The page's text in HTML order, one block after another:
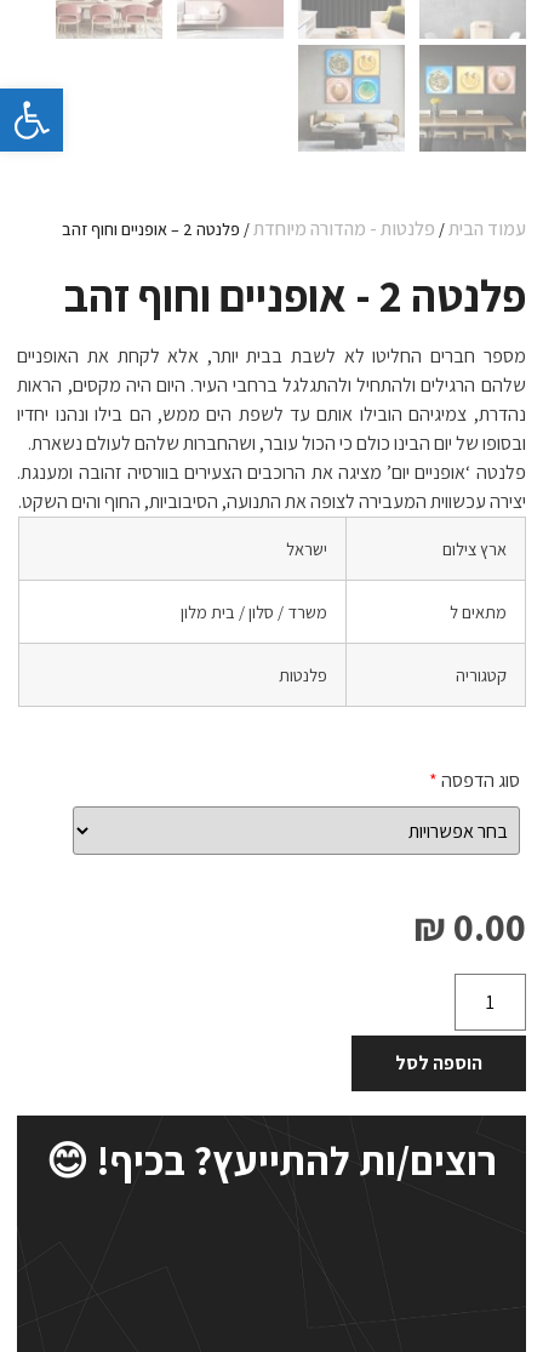
עמוד הבית/ פלנטות - מהדורה מיוחדת/ פלנטה 2 – אופניים וחוף זהב
פלנטה 2 - אופניים וחוף זהב
מספר חברים החליטו לא לשבת בבית יותר, אלא לקחת את האופניים
שלהם הרגילים ולהתחיל ולהתגלגל ברחבי העיר. היום היה מקסים, הראות
נהדרת, צמיגיהם הובילו אותם עד לשפת הים ממש, הם בילו ונהנו יחדיו
ובסופו של יום הבינו כולם כי הכול עובר, ושהחברות שלהם לעולם נשארת.
פלנטה ‘אופניים יום’ מציגה את הרוכבים הצעירים בוורסיה זהובה ומענגת.
יצירה עכשווית המעבירה לצופה את התנועה, הסיבוביות, החוף והים השקט.
ארץ צילום ישראל
מתאים ל משרד / סלון / בית מלון
קטגוריה פלנטות
סוג הדפסה*
0.00 ₪
הוספה לסל
רוצים/ות להתייעץ? בכיף! 😊